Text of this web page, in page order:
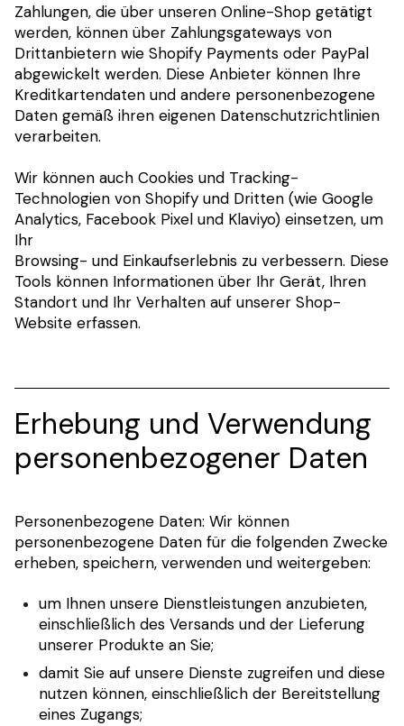
Zahlungen, die über unseren Online-Shop getätigt
werden, können über Zahlungsgateways von
Drittanbietern wie Shopify Payments oder PayPal
abgewickelt werden. Diese Anbieter können Ihre
Kreditkartendaten und andere personenbezogene
Daten gemäß ihren eigenen Datenschutzrichtlinien
verarbeiten.
Wir können auch Cookies und Tracking-
Technologien von Shopify und Dritten (wie Google
Analytics, Facebook Pixel und Klaviyo) einsetzen, um
Ihr
Browsing- und Einkaufserlebnis zu verbessern. Diese
Tools können Informationen über Ihr Gerät, Ihren
Standort und Ihr Verhalten auf unserer Shop-
Website erfassen.
Erhebung und Verwendung
personenbezogener Daten
Personenbezogene Daten: Wir können
personenbezogene Daten für die folgenden Zwecke
erheben, speichern, verwenden und weitergeben:
um Ihnen unsere Dienstleistungen anzubieten,
einschließlich des Versands und der Lieferung
unserer Produkte an Sie;
damit Sie auf unsere Dienste zugreifen und diese
nutzen können, einschließlich der Bereitstellung
eines Zugangs;